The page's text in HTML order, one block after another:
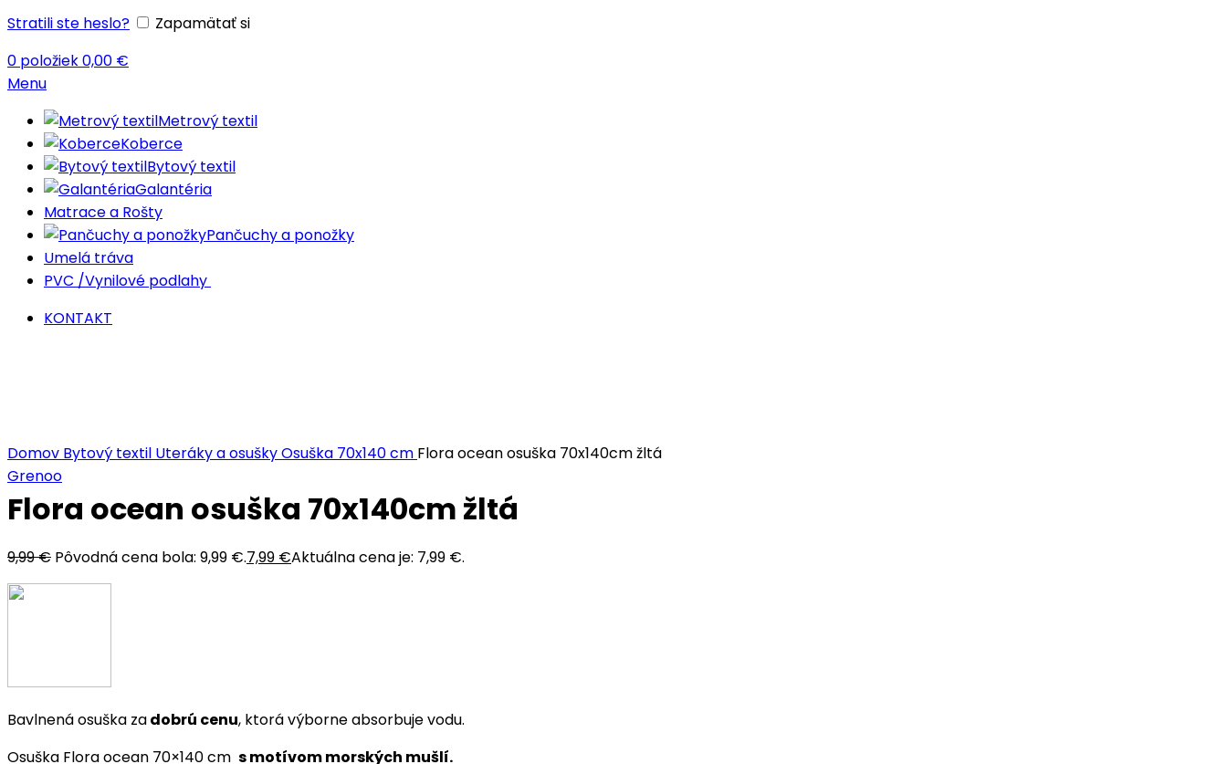
Stratili ste heslo?
Zapamätať si
0 položiek0,00 €
Menu
Metrový textil
Koberce
Bytový textil
Galantéria
Matrace a Rošty
Pančuchy a ponožky
Umelá tráva
PVC /Vynilové podlahy
KONTAKT
Domov Bytový textil Uteráky a osuškyOsuška 70x140 cm Flora ocean osuška 70x140cm žltá
Grenoo
Flora ocean osuška 70x140cm žltá
9,99€ Pôvodná cena bola: 9,99 €.7,99 €Aktuálna cena je: 7,99 €.
Bavlnená osuška zadobrú cenu, ktorá výborne absorbuje vodu.
Osuška Flora ocean 70×140 cm s motívom morských mušlí.